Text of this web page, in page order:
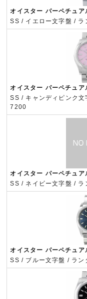
オイスター パーペチュア
SS / イエロー文字盤 /
オイスター パーペチュア
SS / キャンディピンク
7200
オイスター パーペチュア
SS / ネイビー文字盤 /
オイスター パーペチュア
SS / ブルー文字盤 / ラ